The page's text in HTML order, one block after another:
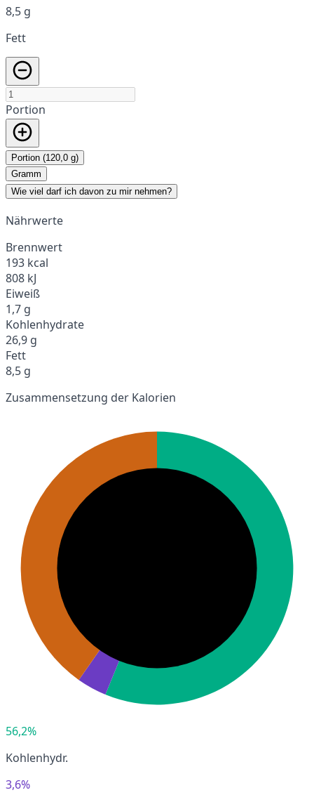
8,5 g
Fett
Portion
Portion (120,0 g)
Gramm
Wie viel darf ich davon zu mir nehmen?
Nährwerte
Brennwert
193 kcal
808 kJ
Eiweiß
1,7 g
Kohlenhydrate
26,9 g
Fett
8,5 g
Zusammensetzung der Kalorien
56,2%
Kohlenhydr.
3,6%